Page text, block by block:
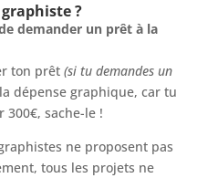
?
demander un prêt à la
ton prêt (si tu demandes un
dépense graphique, car tu
300€, sache-le !
ne proposent pas
tous les projets ne